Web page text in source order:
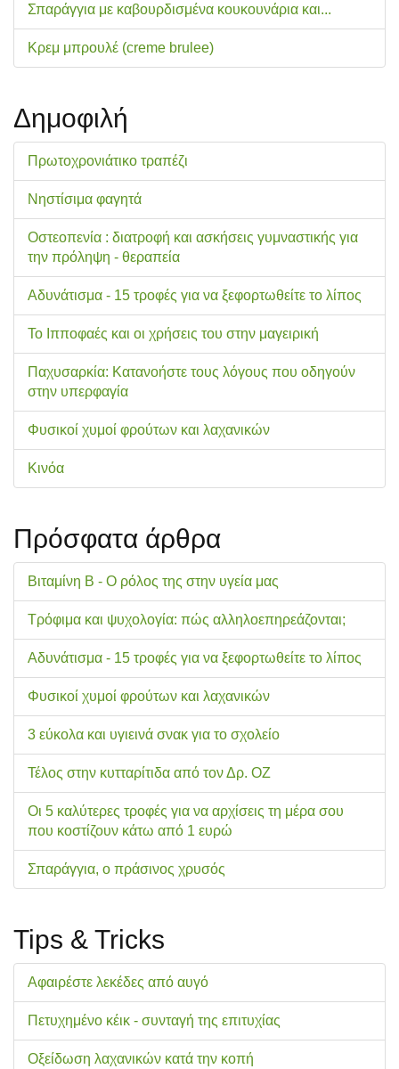
Σπαράγγια με καβουρδισμένα κουκουνάρια και...
Κρεμ μπρουλέ (creme brulee)
Δημοφιλή
Πρωτοχρονιάτικο τραπέζι
Νηστίσιμα φαγητά
Οστεοπενία : διατροφή και ασκήσεις γυμναστικής για
την πρόληψη - θεραπεία
Αδυνάτισμα - 15 τροφές για να ξεφορτωθείτε το λίπος
Το Ιπποφαές και οι χρήσεις του στην μαγειρική
Παχυσαρκία: Κατανοήστε τους λόγους που οδηγούν
στην υπερφαγία
Φυσικοί χυμοί φρούτων και λαχανικών
Κινόα
Πρόσφατα άρθρα
Βιταμίνη Β - Ο ρόλος της στην υγεία μας
Τρόφιμα και ψυχολογία: πώς αλληλοεπηρεάζονται;
Αδυνάτισμα - 15 τροφές για να ξεφορτωθείτε το λίπος
Φυσικοί χυμοί φρούτων και λαχανικών
3 εύκολα και υγιεινά σνακ για το σχολείo
Τέλος στην κυτταρίτιδα από τον Δρ. ΟΖ
Οι 5 καλύτερες τροφές για να αρχίσεις τη μέρα σου
που κοστίζουν κάτω από 1 ευρώ
Σπαράγγια, ο πράσινος χρυσός
Tips & Tricks
Αφαιρέστε λεκέδες από αυγό
Πετυχημένο κέικ - συνταγή της επιτυχίας
Οξείδωση λαχανικών κατά την κοπή